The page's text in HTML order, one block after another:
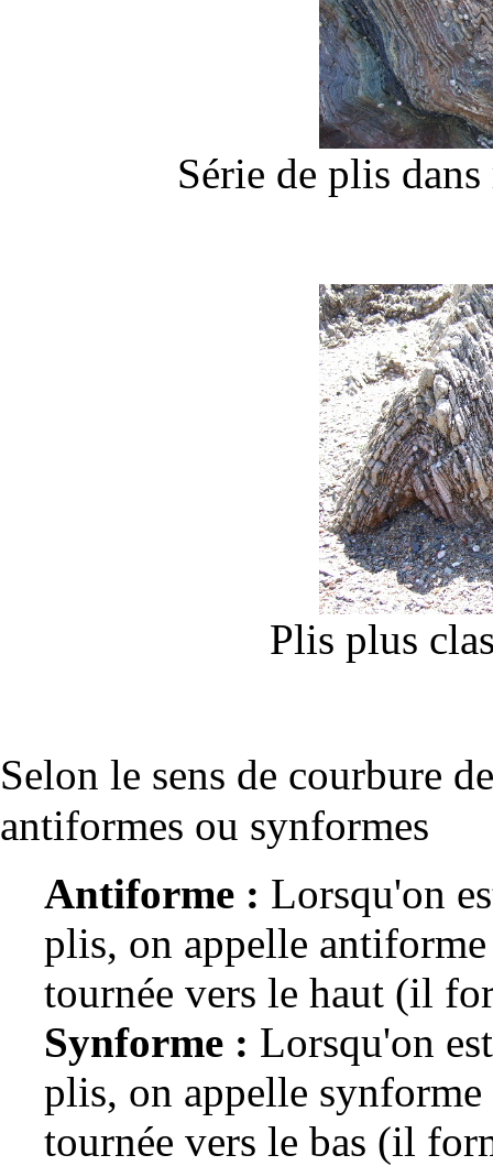
Série de plis
Plis plus
Selon le sens de courbure
antiformes ou synformes
Antiforme : Lorsqu'on
plis, on appelle
tournée vers le haut (il
Synforme : Lorsqu'on
plis, on appelle
tournée vers le bas (il